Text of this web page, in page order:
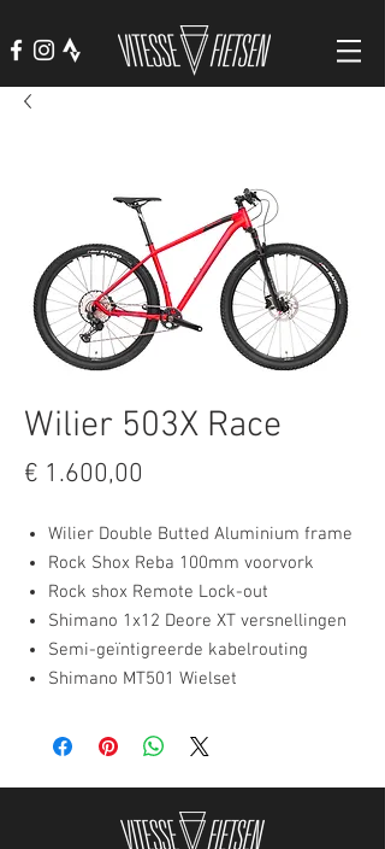
Wilier 503X Race
€ 1.600,00
Wilier Double Butted Aluminium frame
Rock Shox Reba 100mm voorvork
Rock shox Remote Lock-out
Shimano 1x12 Deore XT versnellingen
Semi-geïntigreerde kabelrouting
Shimano MT501 Wielset